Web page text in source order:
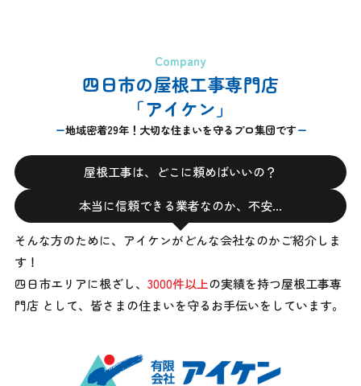
Company
四日市の屋根工事専門店
「アイケン」
地域密着29年！大切な住まいを守るプロ集団です
屋根工事は、どこに頼めばいいの？
本当に信頼できる業者なのか、不安…
そんな方のために、アイケンがどんな会社なのかご紹介しま
す！
四日市エリアに根ざし、 3000件以上の実績を持つ屋根工事専
門店 として、 皆さまの住まいを守るお手伝いをしています。